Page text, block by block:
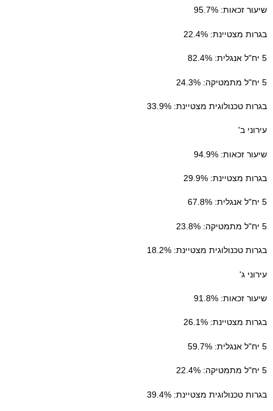
שיעור זכאות: 95.7%
בגרות מצטיינת: 22.4%
5 יח"ל אנגלית: 82.4%
5 יח"ל מתמטיקה: 24.3%
בגרות טכנולוגית מצטיינת: 33.9%
עירוני ב'
שיעור זכאות: 94.9%
בגרות מצטיינת: 29.9%
5 יח"ל אנגלית: 67.8%
5 יח"ל מתמטיקה: 23.8%
בגרות טכנולוגית מצטיינת: 18.2%
עירוני ג'
שיעור זכאות: 91.8%
בגרות מצטיינת: 26.1%
5 יח"ל אנגלית: 59.7%
5 יח"ל מתמטיקה: 22.4%
בגרות טכנולוגית מצטיינת: 39.4%